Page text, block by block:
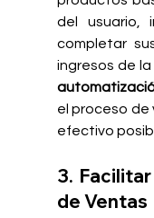
del usuario,
completar
ingresos de la
el proceso de
efectivo
3.
de Ventas